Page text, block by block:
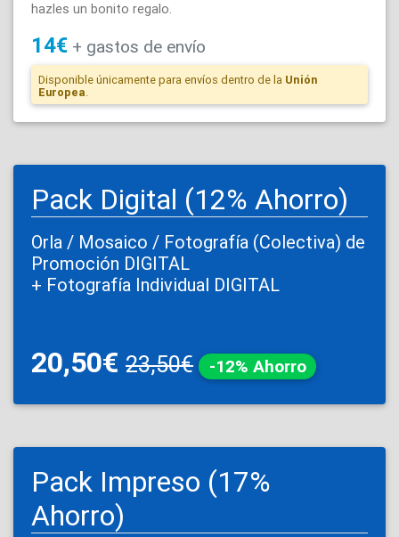
hazles un bonito regalo.
14€ + gastos de envío
Disponible únicamente para envíos dentro de la Unión
Europea.
Pack Digital (12% Ahorro)
Orla / Mosaico / Fotografía (Colectiva) de
Promoción DIGITAL
+ Fotografía Individual DIGITAL
20,50€ 23,50€ -12% Ahorro
Pack Impreso (17%
Ahorro)